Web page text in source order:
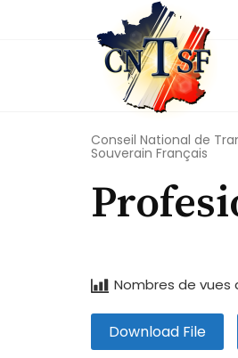
Conseil National de
Souverain Français
Nombres de vues
Download File